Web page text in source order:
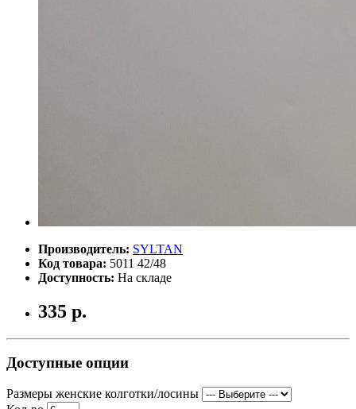
Производитель: SYLTAN
Код товара: 5011 42/48
Доступность: На складе
335 р.
Доступные опции
Размеры женские колготки/лосины